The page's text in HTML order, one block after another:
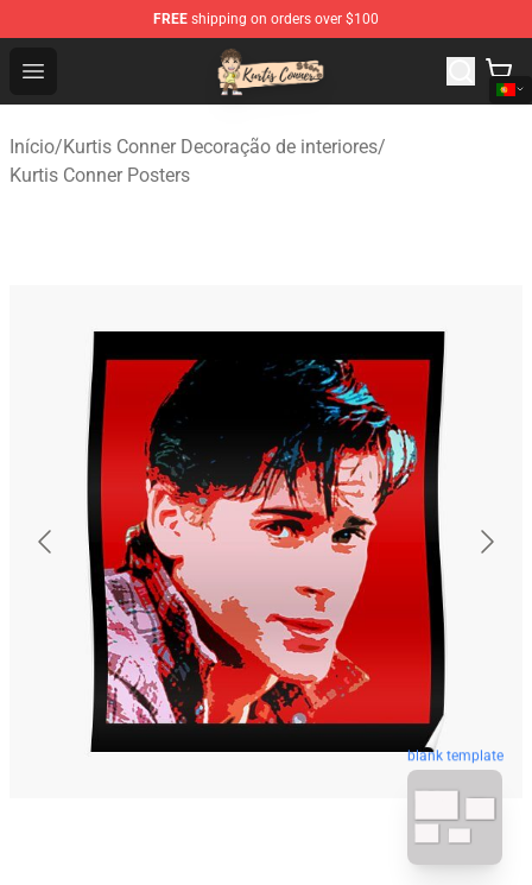
FREE shipping on orders over $100
Open menu
Kurtis Conner Store - Official Kurtis Conner Merchandise
Início/Kurtis Conner Decoração de interiores/
Kurtis Conner Posters
blank template